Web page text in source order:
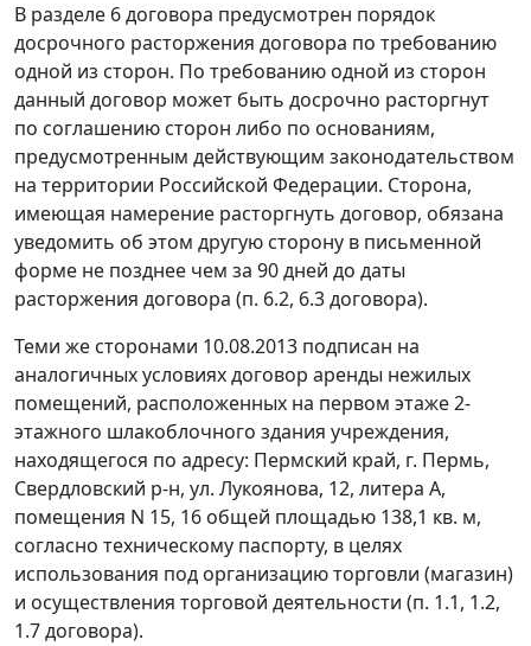
В разделе 6 договора предусмотрен порядок
досрочного расторжения договора по требованию
одной из сторон. По требованию одной из сторон
данный договор может быть досрочно расторгнут
по соглашению сторон либо по основаниям,
предусмотренным действующим законодательством
на территории Российской Федерации. Сторона,
имеющая намерение расторгнуть договор, обязана
уведомить об этом другую сторону в письменной
форме не позднее чем за 90 дней до даты
расторжения договора (п. 6.2, 6.3 договора).
Теми же сторонами 10.08.2013 подписан на
аналогичных условиях договор аренды нежилых
помещений, расположенных на первом этаже 2-
этажного шлакоблочного здания учреждения,
находящегося по адресу: Пермский край, г. Пермь,
Свердловский р-н, ул. Лукоянова, 12, литера А,
помещения N 15, 16 общей площадью 138,1 кв. м,
согласно техническому паспорту, в целях
использования под организацию торговли (магазин)
и осуществления торговой деятельности (п. 1.1, 1.2,
1.7 договора).